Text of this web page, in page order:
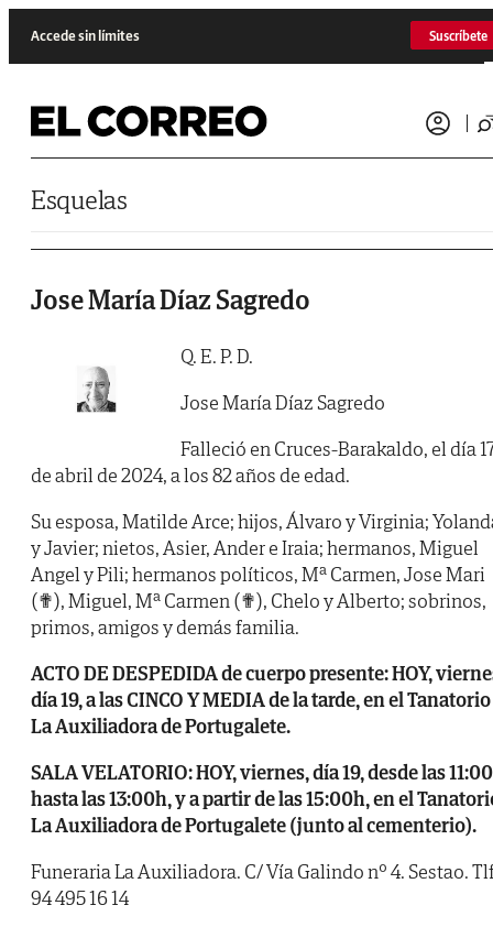
Accede sin límites Suscríbete
Esquelas
Jose María Díaz Sagredo
Q. E. P. D.
Jose María Díaz Sagredo
Falleció en Cruces-Barakaldo, el día
de abril de 2024, a los 82 años de edad.
Su esposa, Matilde Arce; hijos, Álvaro y Virginia;
y Javier; nietos, Asier, Ander e Iraia; hermanos, Miguel
Angel y Pili; hermanos políticos, Mª Carmen, Jose Mari
(✟), Miguel, Mª Carmen (✟), Chelo y Alberto; sobrinos,
primos, amigos y demás familia.
ACTO DE DESPEDIDA de cuerpo presente: HOY,
día 19, a las CINCO Y MEDIA de la tarde, en el Tanatorio
La Auxiliadora de Portugalete.
SALA VELATORIO: HOY, viernes, día 19, desde las
hasta las 13:00h, y a partir de las 15:00h, en el
La Auxiliadora de Portugalete (junto al cementerio).
Funeraria La Auxiliadora. C/ Vía Galindo nº 4. Sestao.
94 495 16 14